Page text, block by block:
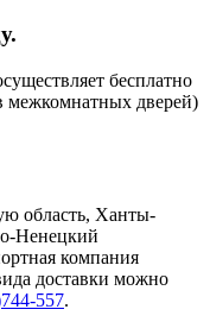
бесплатно
межкомнатных дверей)
область, Ханты-
Ненецкий
компания
доставки можно
557.